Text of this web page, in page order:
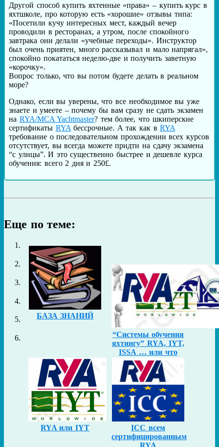
Другой способ купить яхтенные «права» – купить курс в
яхтшколе, про которую есть «хорошие» отзывы типа:
«Посетили кучу интересных мест, каждый вечер
проводили в ресторанах, а утром, после спокойного
завтрака они делали «учебные переходы». Инструктор
был очень приятен, много рассказывал и мало напрягал»,
спокойно покататься неделю-две и получить заветную
«корочку».
Вопрос только, что вы потом будете делать в реальном
море?
Однако, если вы уверены, что все необходимое вы уже
знаете и умеете – почему бы вам сразу не сдать экзамен
на RYA/MCA Yachtmaster? тем более, что шкиперские
сертификаты RYA бессрочные. А так как вRYA
требование о последовательном прохождении всех курсов
отсутствует, вы всегда можете придти на сдачу экзамена
“с улицы”. И это существенно быстрее и дешевле курса
обучения: всего 2 дня и 250£.
Еще по теме:
БАЗА ЗНАНИЙ
“Системы обучения
яхтингу” RYA, IYT,
ISSA … или что
откуда взялось.
Истории всплытия.
RYA или IYT
ICC всем
сертифицированным
RYA